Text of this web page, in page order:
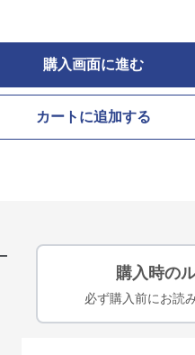
購入画面に進む
カートに追加する
購入時の
必ず購入前にお読